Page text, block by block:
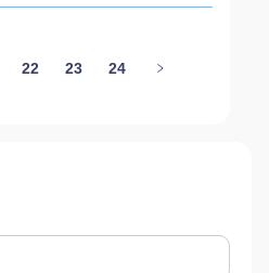
22 23 24